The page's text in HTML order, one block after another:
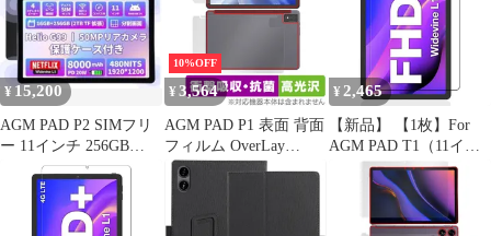
¥ 15,200
AGM PAD P2 SIMフリ
ー 11インチ 256GB
Helio G99
10%OFF
¥ 3,564
AGM PAD P1 表面 背面
フィルム OverLay
Absorber 高光沢 for
AGM PAD P1 タブレッ
撃吸収 抗菌
¥ 2,465
【新品】 【1枚】For
AGM PAD T1（11イン
チ）用 ガラスフィルム
For AGM PAD T1 用 フ
ィルム For AGM PAD
T1 液晶保護フィルム